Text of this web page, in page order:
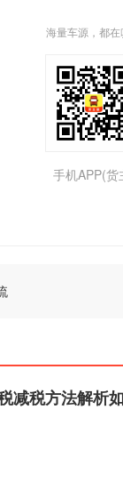
海量车源，都在
手机APP(货
减税方法解析